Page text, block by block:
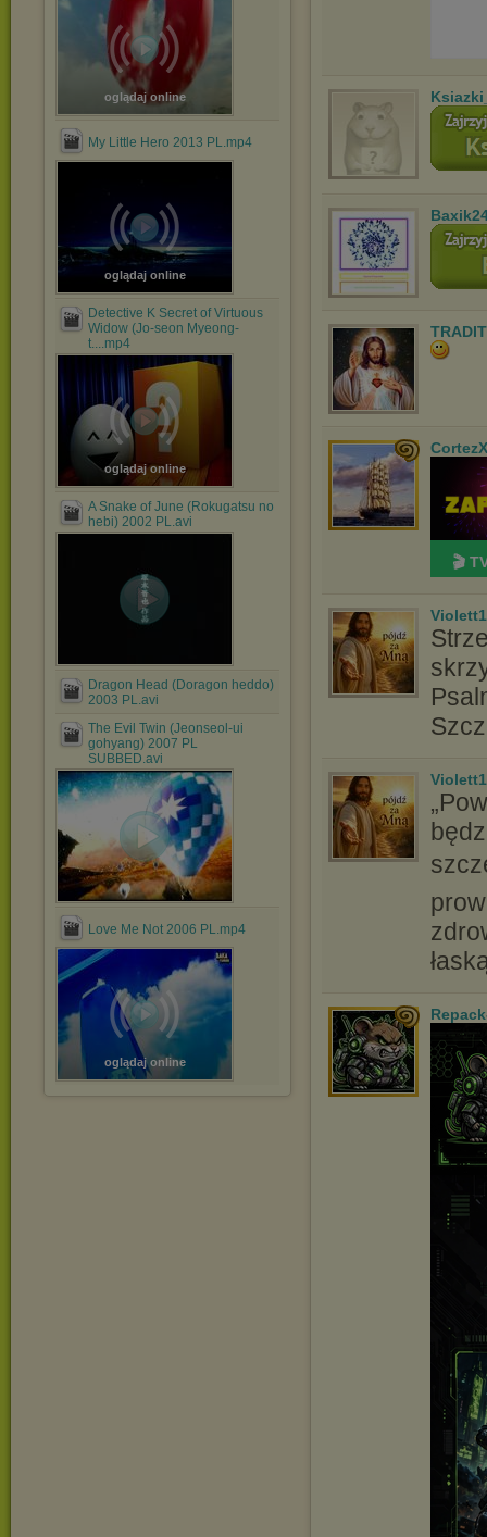
oglądaj online
My Little Hero 2013 PL.mp4
oglądaj online
Detective K Secret of Virtuous
Widow (Jo-seon Myeong-
t....mp4
oglądaj online
A Snake of June (Rokugatsu no
hebi) 2002 PL.avi
Dragon Head (Doragon heddo)
2003 PL.avi
The Evil Twin (Jeonseol-ui
gohyang) 2007 PL
SUBBED.avi
Love Me Not 2006 PL.mp4
oglądaj online
CortezX
🎬